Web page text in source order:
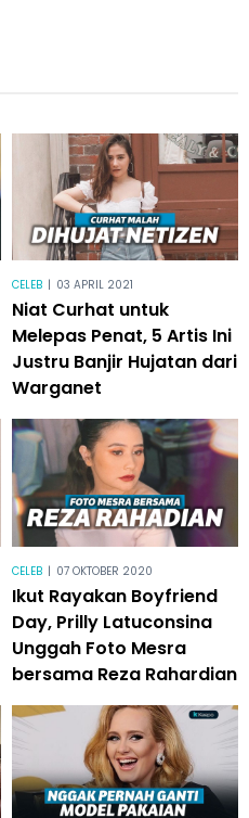
CELEB | 03 APRIL 2021
Niat Curhat untuk
Melepas Penat, 5 Artis Ini
Justru Banjir Hujatan dari
Warganet
CELEB | 07 OKTOBER 2020
Ikut Rayakan Boyfriend
Day, Prilly Latuconsina
Unggah Foto Mesra
bersama Reza Rahardian